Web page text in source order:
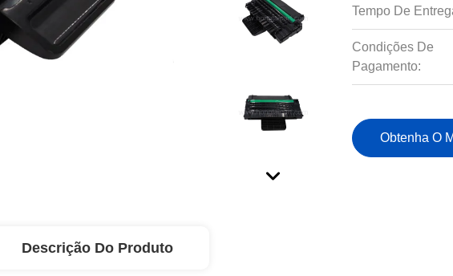
Tempo De
Condições De
Pagamento:
Obtenha O
Descrição Do Produto